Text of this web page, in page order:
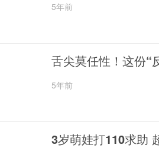
5年前
舌尖莫任性！这份“
5年前
3岁萌娃打110求助